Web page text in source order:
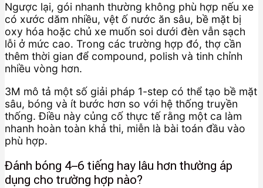
Ngược lại, gói nhanh thường không phù hợp nếu xe
có xước dăm nhiều, vệt ố nước ăn sâu, bề mặt bị
oxy hóa hoặc chủ xe muốn soi dưới đèn vẫn sạch
lỗi ở mức cao. Trong các trường hợp đó, thợ cần
thêm thời gian để compound, polish và tinh chỉnh
nhiều vòng hơn.
3M mô tả một số giải pháp 1-step có thể tạo bề mặt
sâu, bóng và ít bước hơn so với hệ thống truyền
thống. Điều này củng cố thực tế rằng một ca làm
nhanh hoàn toàn khả thi, miễn là bài toán đầu vào
phù hợp.
Đánh bóng 4–6 tiếng hay lâu hơn thường áp
dụng cho trường hợp nào?